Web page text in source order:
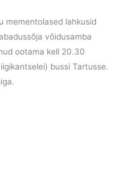
mementolased lahkusid
võidusamba
ootama kell 20.30
bussi Tartusse.